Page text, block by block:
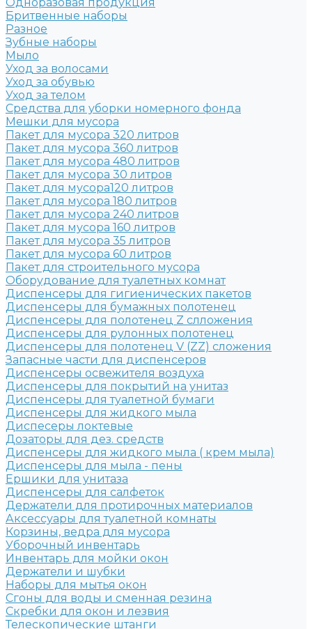
Бритвенные наборы
Разное
Зубные наборы
Мыло
Уход за волосами
Уход за обувью
Уход за телом
Средства для уборки номерного фонда
Мешки для мусора
Пакет для мусора 320 литров
Пакет для мусора 360 литров
Пакет для мусора 480 литров
Пакет для мусора 30 литров
Пакет для мусора120 литров
Пакет для мусора 180 литров
Пакет для мусора 240 литров
Пакет для мусора 160 литров
Пакет для мусора 35 литров
Пакет для мусора 60 литров
Пакет для строительного мусора
Оборудование для туалетных комнат
Диспенсеры для гигиенических пакетов
Диспенсеры для бумажных полотенец
Диспенсеры для полотенец Z слложения
Диспенсеры для рулонных полотенец
Диспенсеры для полотенец V (ZZ) сложения
Запасные части для диспенсеров
Диспенсеры освежителя воздуха
Диспенсеры для покрытий на унитаз
Диспенсеры для туалетной бумаги
Диспенсеры для жидкого мыла
Диспесеры локтевые
Дозаторы для дез. средств
Диспенсеры для жидкого мыла ( крем мыла)
Диспенсеры для мыла - пены
Ершики для унитаза
Диспенсеры для салфеток
Держатели для протирочных материалов
Аксессуары для туалетной комнаты
Корзины, ведра для мусора
Уборочный инвентарь
Инвентарь для мойки окон
Держатели и шубки
Наборы для мытья окон
Сгоны для воды и сменная резина
Скребки для окон и лезвия
Телескопические штанги